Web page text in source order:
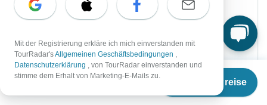
Ab€1.549
Termine & Preise
Sofortige Bestätigung
5 Sep, 2026 19 Sep, 2026
Englisch
Garantierte Durchführung
Mit der Registrierung erkläre ich mich einverstanden mit
TourRadar'sAllgemeinen Geschäftsbedingungen ,
Datenschutzerklärung , von TourRadar einverstanden und
stimme dem Erhalt von Marketing-E-Mails zu.